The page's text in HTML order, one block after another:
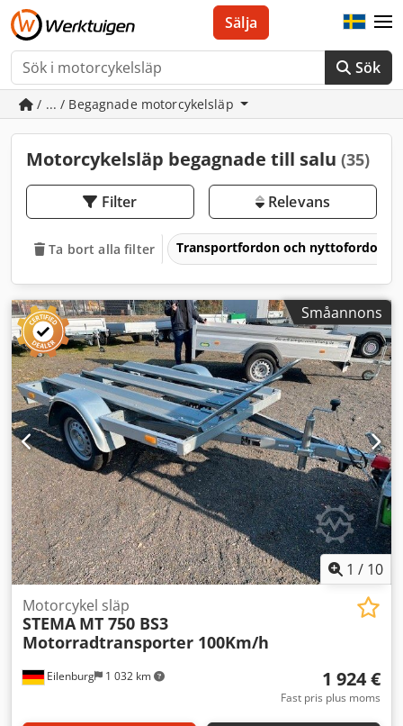
Sök
Sälja
/ ... / Begagnade motorcykelsläp
Motorcykelsläp begagnade till salu (35)
Filter Relevans
Ta bort alla filter Transportfordon och nyttofordon
Småannons
1 / 10
Eilenburg 1 032 km
Motorcykel släp
STEMA MT 750 BS3
Motorradtransporter 100Km/h
1 924 €
Fast pris plus moms